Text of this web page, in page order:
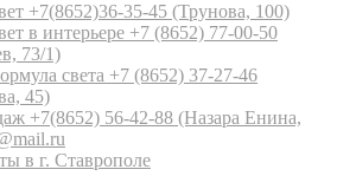
+7(8652)36-35-45 (Трунова, 100)
в интерьере +7 (8652) 77-00-50
73/1)
света +7 (8652) 37-27-46
45)
+7(8652) 56-42-88 (Назара Енина,
в г. Ставрополе